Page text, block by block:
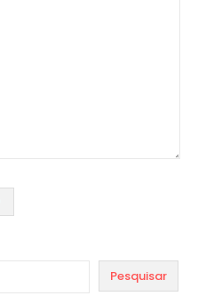
Pesquisar